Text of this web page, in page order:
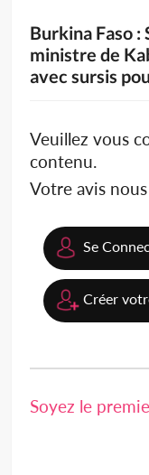
Burkina Faso
ministre de
avec sursis
Veuillez vous
contenu.
Votre avis
Se
Créer
Soyez le